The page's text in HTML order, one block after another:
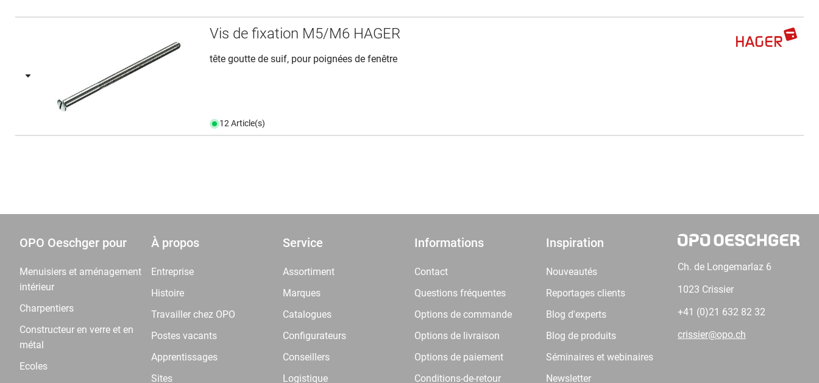
Vis de fixation M5/M6 HAGER
tête goutte de suif, pour poignées de fenêtre
12 Article(s)
OPO Oeschger pour
Menuisiers et aménagement
intérieur
Charpentiers
Constructeur en verre et en
métal
Ecoles
À propos
Entreprise
Histoire
Travailler chez OPO
Postes vacants
Apprentissages
Sites
Service
Assortiment
Marques
Catalogues
Configurateurs
Conseillers
Logistique
Informations
Contact
Questions fréquentes
Options de commande
Options de livraison
Options de paiement
Conditions-de-retour
Inspiration
Nouveautés
Reportages clients
Blog d'experts
Blog de produits
Séminaires et webinaires
Newsletter
Ch. de Longemarlaz 6
1023 Crissier
+41 (0)21 632 82 32
crissier@opo.ch